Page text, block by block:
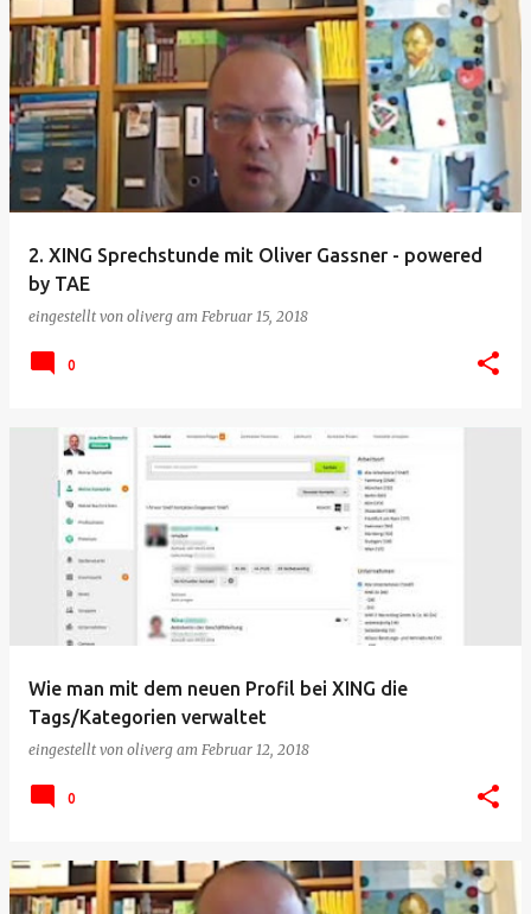
2. XING Sprechstunde mit Oliver Gassner - powered
by TAE
eingestellt von oliverg am Februar 15, 2018
0
Wie man mit dem neuen Profil bei XING die
Tags/Kategorien verwaltet
eingestellt von oliverg am Februar 12, 2018
0